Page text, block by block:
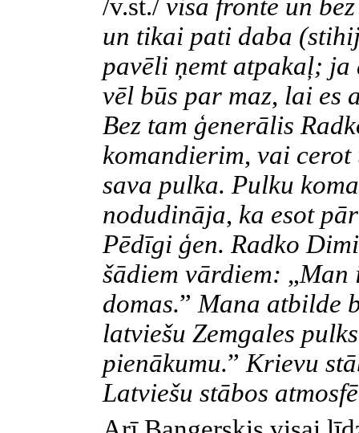
/v.st./ visā frontē un
un tikai pati daba
pavēli ņemt atpakaļ; ja
vēl būs par maz, lai es
Bez tam ģenerālis
komandierim, vai cerot
sava pulka. Pulku
nodudināja, ka esot
Pēdīgi ģen. Radko
šādiem vārdiem: „Man
domas.” Mana atbilde
latviešu Zemgales
pienākumu.” Krievu
Latviešu stābos